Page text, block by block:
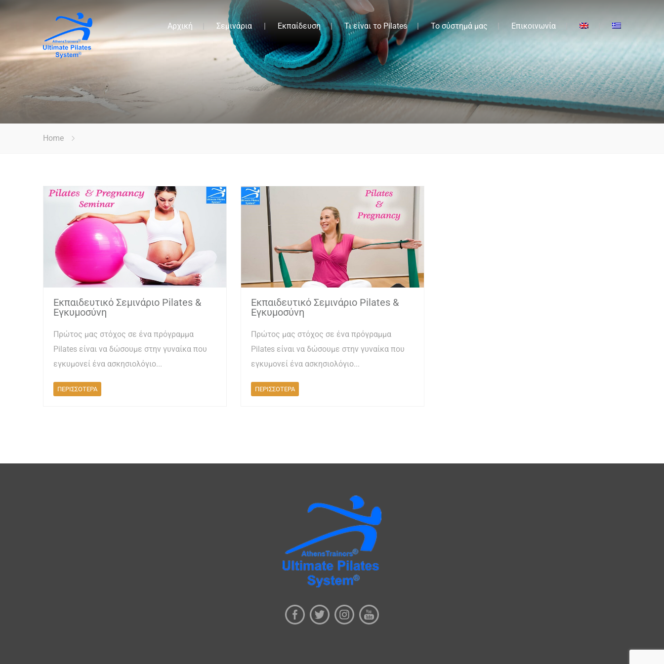
Αρχική Σεμινάρια Εκπαίδευση Τι είναι το Pilates Το σύστημά μας Επικοινωνία
Home
Εκπαιδευτικό Σεμινάριο Pilates &
Εγκυμοσύνη
Πρώτος μας στόχος σε ένα πρόγραμμα
Pilates είναι να δώσουμε στην γυναίκα που
εγκυμονεί ένα ασκησιολόγιο...
ΠΕΡΙΣΣΟΤΕΡΑ
Εκπαιδευτικό Σεμινάριο Pilates &
Εγκυμοσύνη
Πρώτος μας στόχος σε ένα πρόγραμμα
Pilates είναι να δώσουμε στην γυναίκα που
εγκυμονεί ένα ασκησιολόγιο...
ΠΕΡΙΣΣΟΤΕΡΑ